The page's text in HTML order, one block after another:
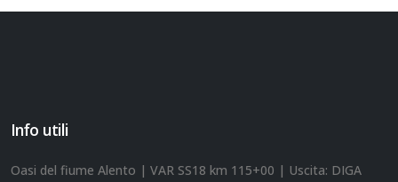
Info utili
Oasi del fiume Alento | VAR SS18 km 115+00 | Uscita: DIGA